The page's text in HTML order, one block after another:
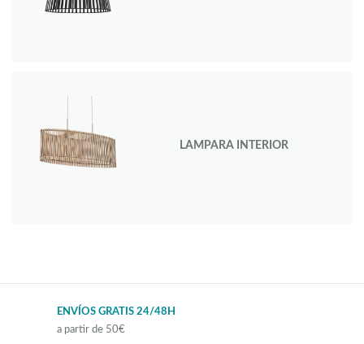
LAMPARA INTERIOR
ENVÍOS GRATIS 24/48H
a partir de 50€